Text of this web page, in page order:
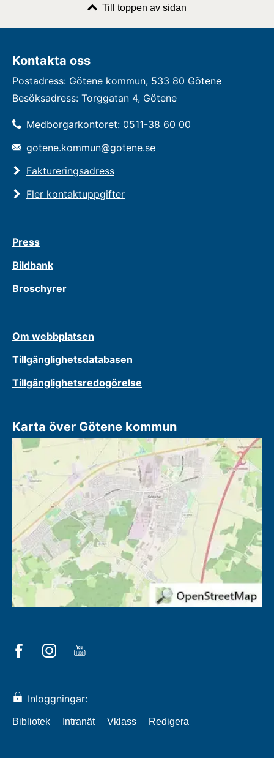
Till toppen av sidan
Kontakta oss
Postadress: Götene kommun, 533 80 Götene
Besöksadress: Torggatan 4, Götene
Medborgarkontoret: 0511-38 60 00
gotene.kommun@gotene.se
Faktureringsadress
Fler kontaktuppgifter
Press
Bildbank
Broschyrer
Om webbplatsen
Tillgänglighetsdatabasen
Tillgänglighetsredogörelse
Karta över Götene kommun
Inloggningar:
Bibliotek Intranät Vklass Redigera